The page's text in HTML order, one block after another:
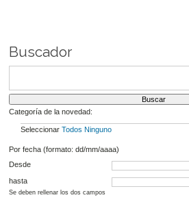
Buscador
Categoría de la novedad:
Seleccionar Todos Ninguno
Por fecha (formato: dd/mm/aaaa)
Desde
hasta
Se deben rellenar los dos campos